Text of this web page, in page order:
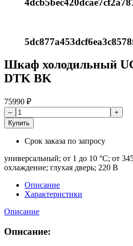
Шкаф холодильный
DTK BK
75990 ₽
Купить
Срок заказа по запросу
универсальный; от 1 до 10 °C; от
охлаждение; глухая дверь; 220 В
Описание
Характеристики
Описание
Описание: